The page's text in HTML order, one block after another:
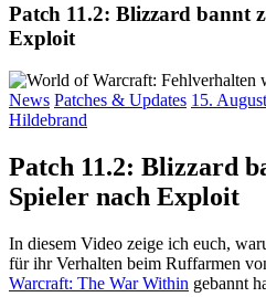
Patch 11.2: Blizzard bannt
Exploit
News Patches & Updates 15.
Hildebrand
Patch 11.2: Blizzard
Spieler nach Exploit
In diesem Video zeige ich euch,
für ihr Verhalten beim Ruffarmen
Warcraft: The War Within gebannt